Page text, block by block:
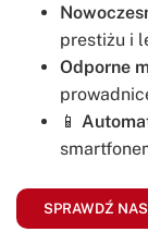
prestiżu i
Odporne
📱
SPRAWDŹ